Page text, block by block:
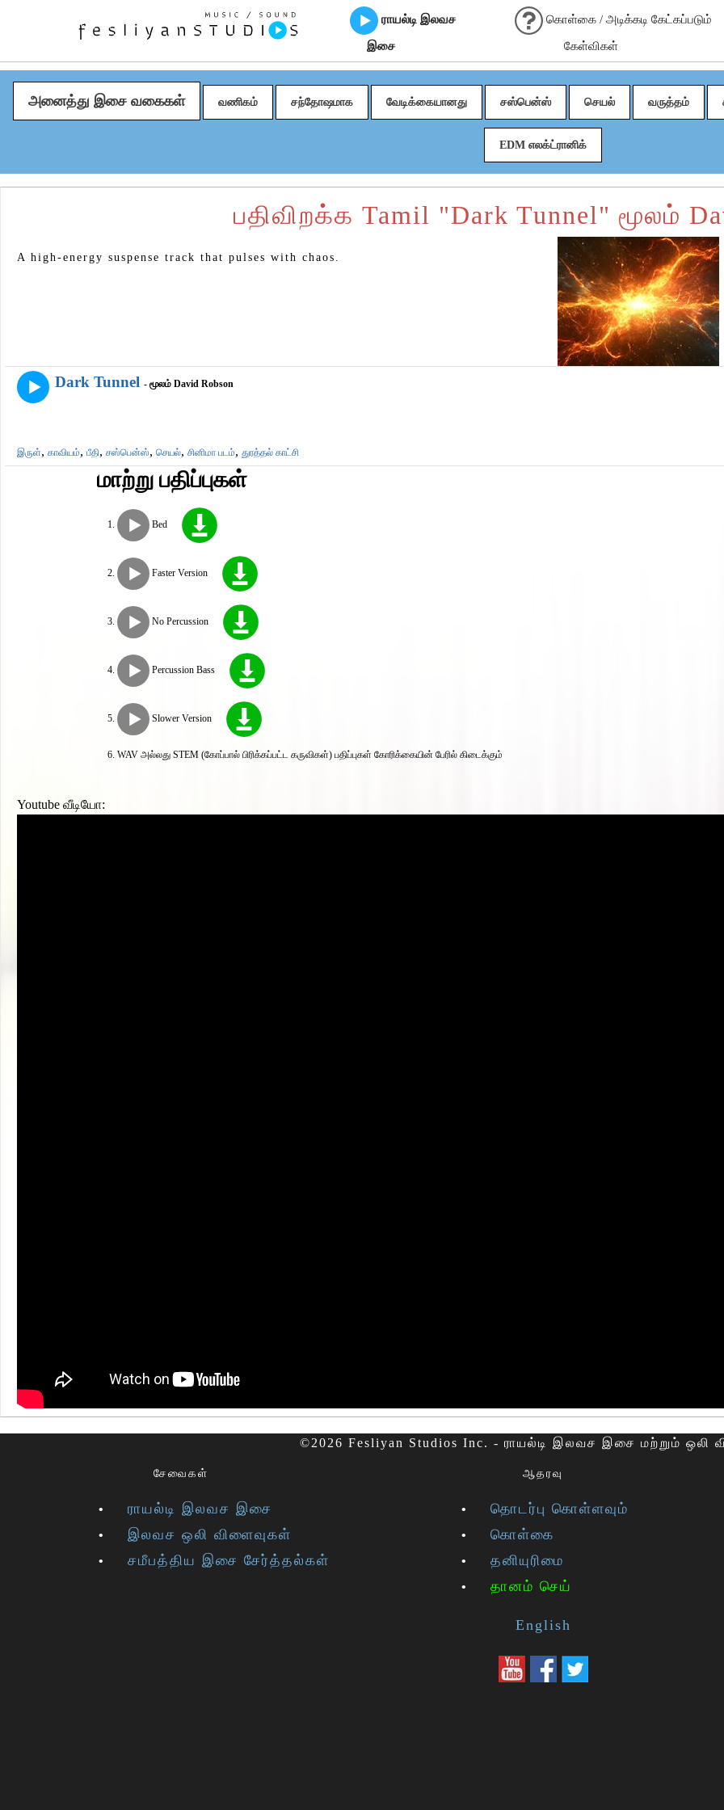
ராயல்டி இலவச
இசை
கொள்கை / அடிக்கடி கேட்கப்படும்
கேள்விகள்
அனைத்து இசை வகைகள் வணிகம் சந்தோஷமாக வேடிக்கையானது சஸ்பென்ஸ் செயல் வருத்தம்
EDM எலக்ட்ரானிக்
பதிவிறக்க Tamil "Dark Tunnel" மூலம்
A high-energy suspense track that pulses with chaos.
Dark Tunnel - மூலம் David Robson
இருள், காவியம், பீதி, சஸ்பென்ஸ், செயல், சினிமா படம், துரத்தல் காட்சி
மாற்று பதிப்புகள்
Bed
Faster Version
No Percussion
Percussion Bass
Slower Version
WAV அல்லது STEM (கோப்பால் பிரிக்கப்பட்ட கருவிகள்) பதிப்புகள் கோரிக்கையின் பேரில் கிடைக்கும்
Youtube வீடியோ:
©2026 Fesliyan Studios Inc. - ராயல்டி இலவச இசை மற்றும் ஒலி
சேவைகள்
ராயல்டி இலவச இசை
இலவச ஒலி விளைவுகள்
சமீபத்திய இசை சேர்த்தல்கள்
ஆதரவு
தொடர்பு கொள்ளவும்
கொள்கை
தனியுரிமை
தானம் செய்
English